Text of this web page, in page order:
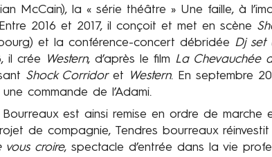
McCain), la « série théâtre » Une faille, à
2016 et 2017, il conçoit et met en scène
et la conférence-concert débridée Dj set
il crée
Western, d’après le film La Chevauchée
Shock Corridoret Western. En septembre
commande de l’Adami.
est ainsi remise en ordre de
de compagnie, Tendres bourreaux
vous croire, spectacle d’entrée dans la vie